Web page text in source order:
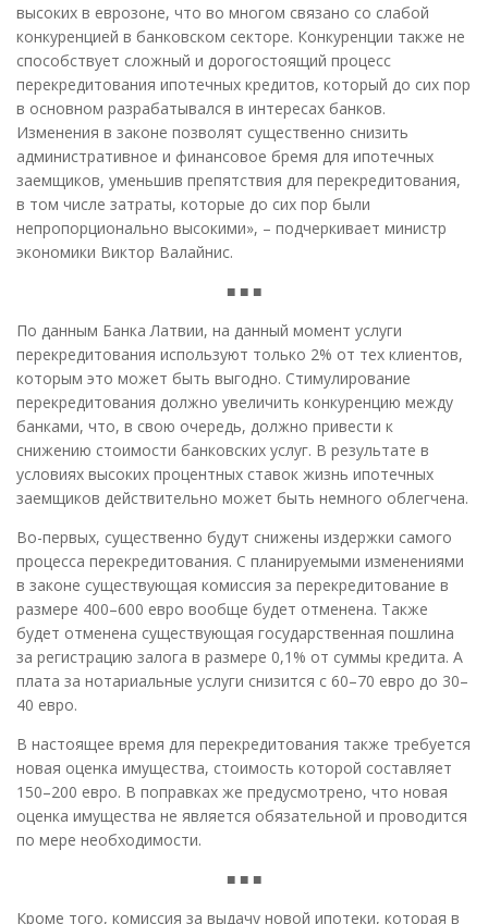
высоких в еврозоне, что во многом связано со слабой
конкуренцией в банковском секторе. Конкуренции также не
способствует сложный и дорогостоящий процесс
перекредитования ипотечных кредитов, который до сих пор
в основном разрабатывался в интересах банков.
Изменения в законе позволят существенно снизить
административное и финансовое бремя для ипотечных
заемщиков, уменьшив препятствия для перекредитования,
в том числе затраты, которые до сих пор были
непропорционально высокими», – подчеркивает министр
экономики Виктор Валайнис.
■ ■ ■
По данным Банка Латвии, на данный момент услуги
перекредитования используют только 2% от тех клиентов,
которым это может быть выгодно. Стимулирование
перекредитования должно увеличить конкуренцию между
банками, что, в свою очередь, должно привести к
снижению стоимости банковских услуг. В результате в
условиях высоких процентных ставок жизнь ипотечных
заемщиков действительно может быть немного облегчена.
Во-первых, существенно будут снижены издержки самого
процесса перекредитования. С планируемыми изменениями
в законе существующая комиссия за перекредитование в
размере 400–600 евро вообще будет отменена. Также
будет отменена существующая государственная пошлина
за регистрацию залога в размере 0,1% от суммы кредита. А
плата за нотариальные услуги снизится с 60–70 евро до 30–
40 евро.
В настоящее время для перекредитования также требуется
новая оценка имущества, стоимость которой составляет
150–200 евро. В поправках же предусмотрено, что новая
оценка имущества не является обязательной и проводится
по мере необходимости.
■ ■ ■
Кроме того, комиссия за выдачу новой ипотеки, которая в